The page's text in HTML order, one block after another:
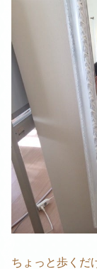
ちょっと歩くだ